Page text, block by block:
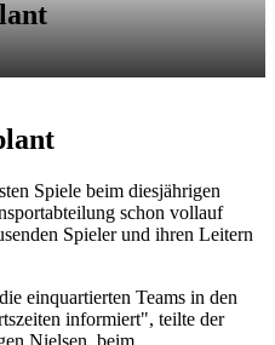
Spiele beim diesjährigen
schon vollauf
Spieler und ihren Leitern
einquartierten Teams in den
informiert", teilte der
Nielsen, beim